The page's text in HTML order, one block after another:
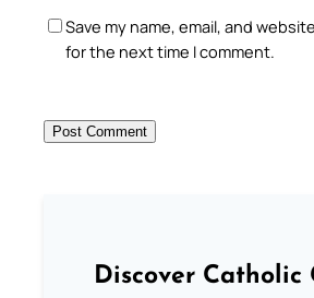
Save my name, email, and
for the next time I comment.
Discover Catholic